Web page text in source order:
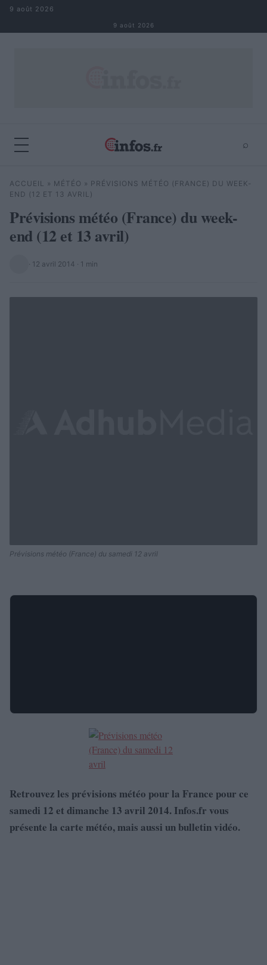
Aller au contenu
9 août 2026
9 août 2026
⌕
Rechercher ⌕ ×
ACCUEIL » MÉTÉO » PRÉVISIONS MÉTÉO (FRANCE) DU WEEK-
END (12 ET 13 AVRIL)
Prévisions météo (France) du week-
end (12 et 13 avril)
· 12 avril 2014 · 1 min
Prévisions météo (France) du samedi 12 avril
Retrouvez les prévisions météo pour la France pour ce
samedi 12 et dimanche 13 avril 2014. Infos.fr vous
présente la carte météo, mais aussi un bulletin vidéo.